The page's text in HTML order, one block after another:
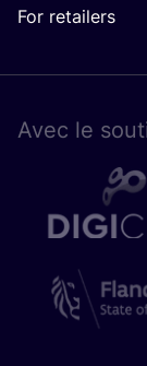
For retailers
Avec le